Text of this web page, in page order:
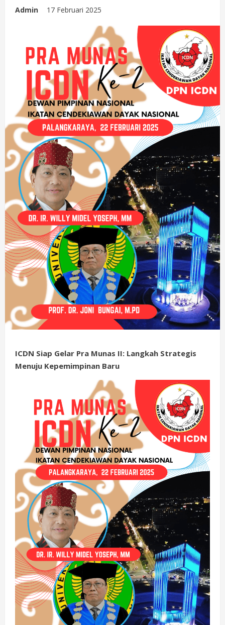
Admin 17 Februari 2025
ICDN Siap Gelar Pra Munas II: Langkah Strategis
Menuju Kepemimpinan Baru